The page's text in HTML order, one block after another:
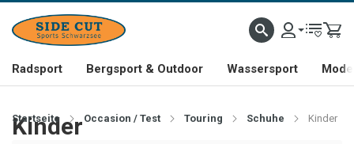
Radsport Bergsport & Outdoor Wassersport
Startseite Occasion / Test Touring Schuhe Kinder
Kinder